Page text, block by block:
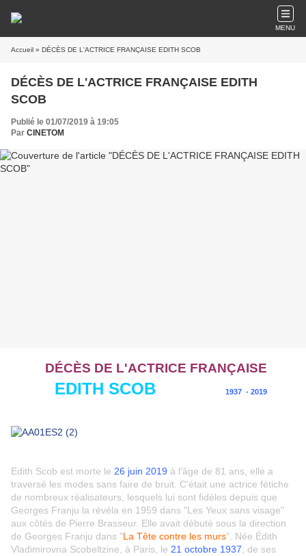
MENU
Accueil » DÉCÈS DE L'ACTRICE FRANÇAISE EDITH SCOB
DÉCÈS DE L'ACTRICE FRANÇAISE EDITH
SCOB
Publié le 01/07/2019 à 19:05
Par CINETOM
DÉCÈS DE L'ACTRICE FRANÇAISE
EDITH SCOB 1937 - 2019
Edith Scob est morte le 26 juin 2019 à l'âge de 81 ans, elle a
traversé les modes sans faire de bruit. C'était une actrice fétiche
de nombreux réalisateurs, lesquels lui sont fidèles depuis que
Georges Franju la révéla en 1959 dans "Les Yeux sans visage"
aux côtés de Pierre Brasseur. Elle avait débuté sous la direction
de Georges Franju dans "La Tête contre les murs". Née Édith
Vladimirovna Scobeltzine, à Paris, le 21 octobre 1937 de ses